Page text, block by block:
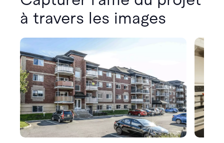
à travers les images